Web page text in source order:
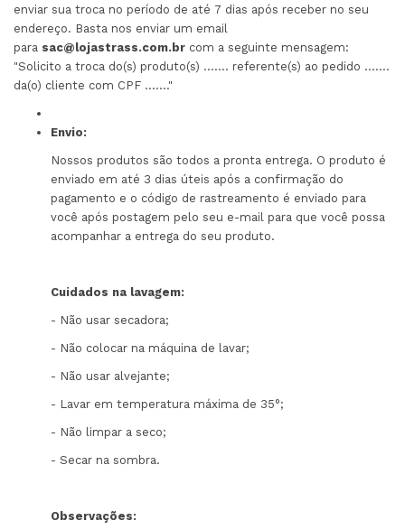
enviar sua troca no período de até 7 dias após receber no seu
endereço. Basta nos enviar um email
para sac@lojastrass.com.br com a seguinte mensagem:
"Solicito a troca do(s) produto(s) ....... referente(s) ao pedido .......
da(o) cliente com CPF ......."
Envio:
Nossos produtos são todos a pronta entrega. O produto é
enviado em até 3 dias úteis após a confirmação do
pagamento e o código de rastreamento é enviado para
você após postagem pelo seu e-mail para que você possa
acompanhar a entrega do seu produto.
Cuidados na lavagem:
- Não usar secadora;
- Não colocar na máquina de lavar;
- Não usar alvejante;
- Lavar em temperatura máxima de 35°;
- Não limpar a seco;
- Secar na sombra.
Observações: